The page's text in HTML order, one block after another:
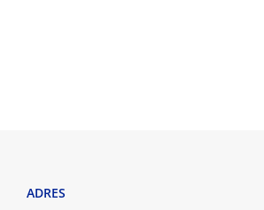
ADRES